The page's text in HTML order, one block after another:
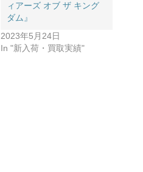
ィアーズ オブ ザ キング
ダム』
2023年5月24日
In "新入荷・買取実績"